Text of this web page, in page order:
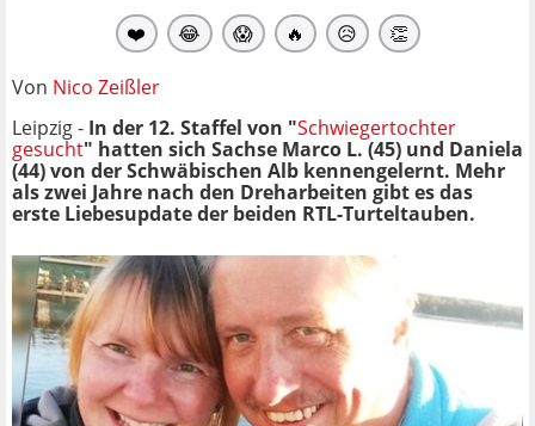
❤️ 😂 😱 🔥 😥 👏
Von Nico Zeißler
Leipzig - In der 12. Staffel von "Schwiegertochter
gesucht" hatten sich Sachse Marco L. (45) und Daniela
(44) von der Schwäbischen Alb kennengelernt. Mehr
als zwei Jahre nach den Dreharbeiten gibt es das
erste Liebesupdate der beiden RTL-Turteltauben.